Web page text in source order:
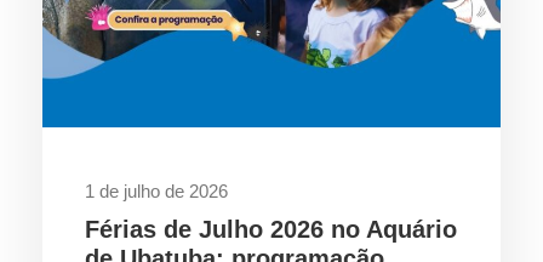
1 de julho de 2026
Férias de Julho 2026 no Aquário